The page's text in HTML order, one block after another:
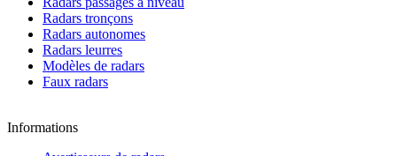
Radars tronçons
Radars autonomes
Radars leurres
Modèles de radars
Faux radars
Informations